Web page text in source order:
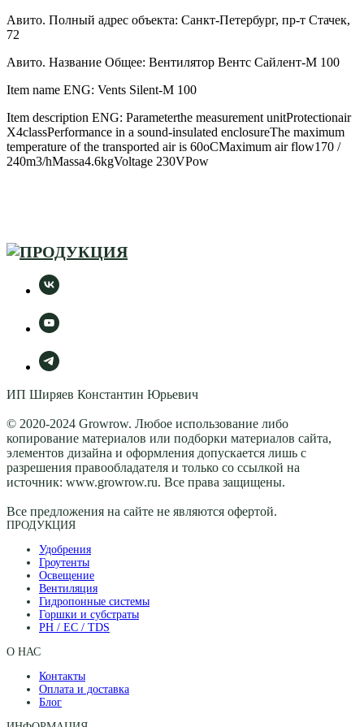
Авито. Полный адрес объекта: Санкт-Петербург, пр-т Стачек,
72
Авито. Название Общее: Вентилятор Вентс Сайлент-М 100
Item name ENG: Vents Silent-M 100
Item description ENG: Parameterthe measurement unitProtectionair
X4classPerformance in a sound-insulated enclosureThe maximum
temperature of the transported air is 60oCMaximum air flow170 /
240m3/hMassa4.6kgVoltage 230VPow
ИП Ширяев Константин Юрьевич
© 2020-2024 Growrow. Любое использование либо
копирование материалов или подборки материалов сайта,
элементов дизайна и оформления допускается лишь с
разрешения правообладателя и только со ссылкой на
источник: www.growrow.ru. Все права защищены.
Все предложения на сайте не являются офертой.
ПРОДУКЦИЯ
Удобрения
Гроутенты
Освещение
Вентиляция
Гидропонные системы
Горшки и субстраты
PH / EC / TDS
О НАС
Контакты
Оплата и доставка
Блог